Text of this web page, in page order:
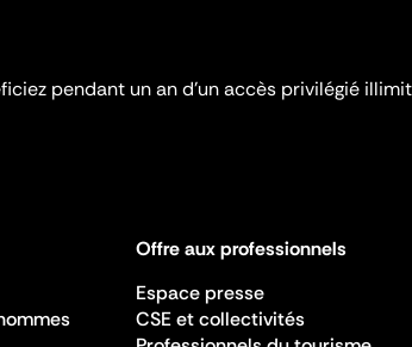
pendant un an d’un accès privilégié
Offre aux professionnels
Espace presse
CSE et collectivités